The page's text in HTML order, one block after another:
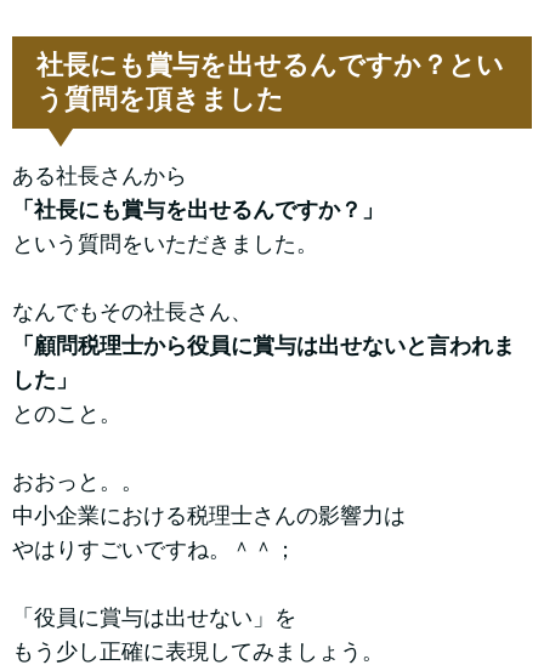
社長にも賞与を出せるんですか？とい
う質問を頂きました
ある社長さんから
「社長にも賞与を出せるんですか？」
という質問をいただきました。
なんでもその社長さん、
「顧問税理士から役員に賞与は出せないと言われま
した」
とのこと。
おおっと。。
中小企業における税理士さんの影響力は
やはりすごいですね。＾＾；
「役員に賞与は出せない」を
もう少し正確に表現してみましょう。